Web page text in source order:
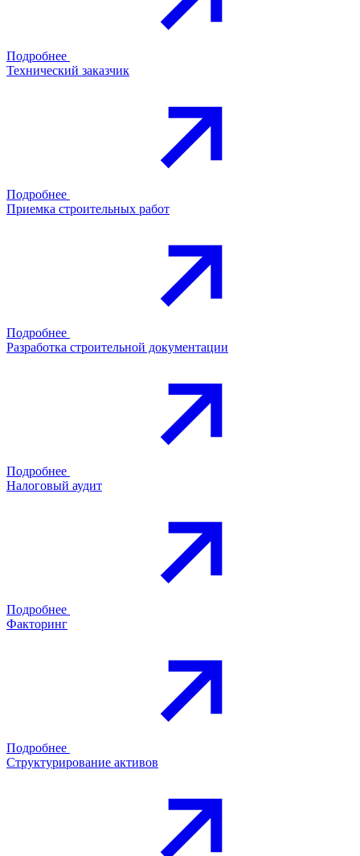
Подробнее
Технический заказчик
Подробнее
Приемка строительных работ
Подробнее
Разработка строительной документации
Подробнее
Налоговый аудит
Подробнее
Факторинг
Подробнее
Структурирование активов